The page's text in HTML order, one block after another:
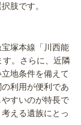
肢です。
塚本線「川西能
。さらに、近隣
地条件を備えて
利用が便利であ
すいのが特長で
える遺族にとっ